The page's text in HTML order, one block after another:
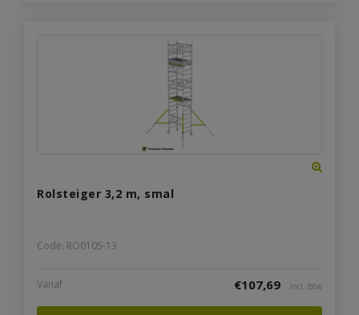
Rolsteiger 3,2 m, smal
Code: RO0105-13
Vanaf €107,69 incl. btw